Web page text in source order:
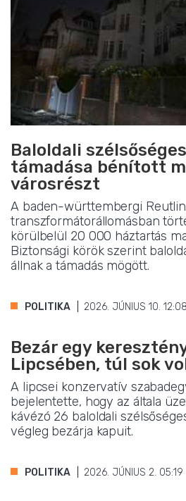
Baloldali
támadása bénított
városrészt
A baden-württembergi
transzformátorállomásban
körülbelül 20 000 háztartás
Biztonsági körök szerint
állnak a támadás mögött.
POLITIKA 2026. JÚNIUS 10. 12:08
Bezár egy
Lipcsében, túl sok
A lipcsei konzervatív
bejelentette, hogy az általa
kávézó 26 baloldali
végleg bezárja kapuit.
POLITIKA 2026. JÚNIUS 2. 05:19